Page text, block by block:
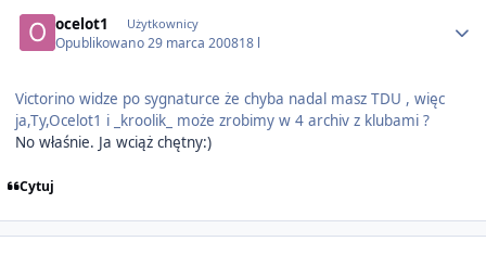
ocelot1 Użytkownicy
Opublikowano29 marca 200818 l
Victorino widze po sygnaturce że chyba nadal masz TDU , więc
ja,Ty,Ocelot1 i _kroolik_ może zrobimy w 4 archiv z klubami ?
No właśnie. Ja wciąż chętny:)
Cytuj